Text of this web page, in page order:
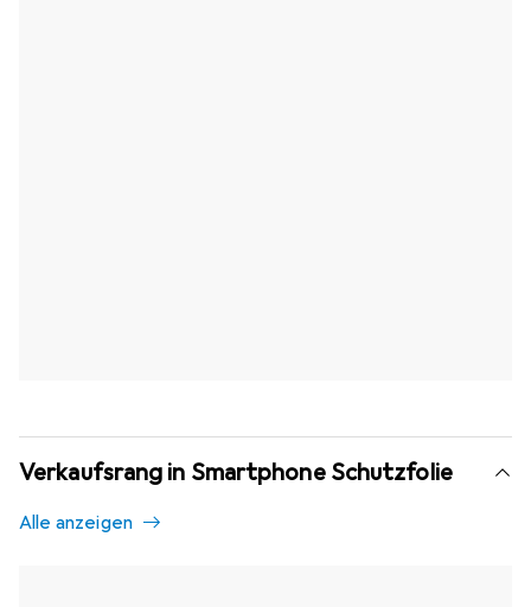
Verkaufsrang in Smartphone Schutzfolie
Alle anzeigen